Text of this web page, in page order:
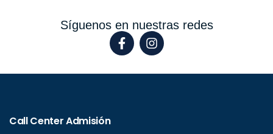
Síguenos en nuestras redes